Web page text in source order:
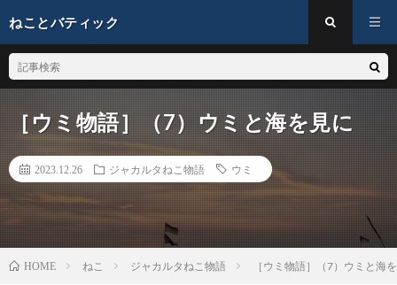
ねことバティック
［ウミ物語］（7）ウミと海を見に
2023.12.26 ジャカルタねこ物語 ウミ
HOME ねこ ジャカルタねこ物語 ［ウミ物語］（7）ウミと海